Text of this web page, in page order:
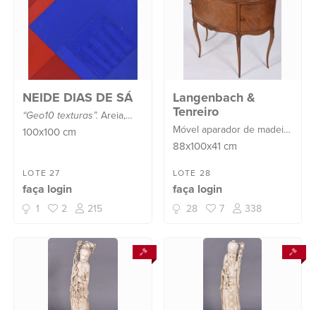
NEIDE DIAS DE SÁ
“Geo10 texturas”.Areia,
massa e tinta acrílica -
100x100 cm
LOTE 27
faça login
1 2 215
Langenbach &
Tenreiro
Móvel aparador de madeira
nobre parquetada, feitio
saia com entalhe floral,
pernas delgadas
ligeiramente recurvas.
88x100x41 cm
LOTE 28
faça login
28 7 338